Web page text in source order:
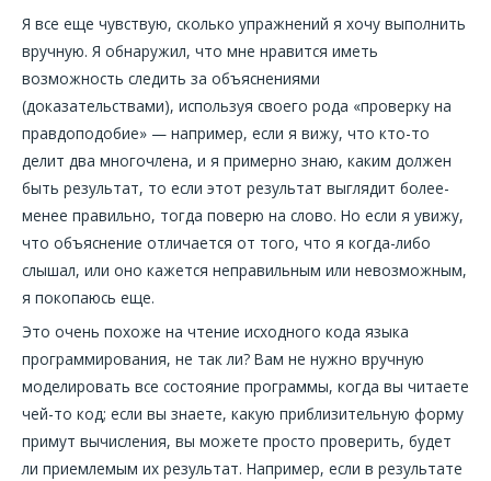
Я все еще чувствую, сколько упражнений я хочу выполнить
вручную. Я обнаружил, что мне нравится иметь
возможность следить за объяснениями
(доказательствами), используя своего рода «проверку на
правдоподобие» — например, если я вижу, что кто-то
делит два многочлена, и я примерно знаю, каким должен
быть результат, то если этот результат выглядит более-
менее правильно, тогда поверю на слово. Но если я увижу,
что объяснение отличается от того, что я когда-либо
слышал, или оно кажется неправильным или невозможным,
я покопаюсь еще.
Это очень похоже на чтение исходного кода языка
программирования, не так ли? Вам не нужно вручную
моделировать все состояние программы, когда вы читаете
чей-то код; если вы знаете, какую приблизительную форму
примут вычисления, вы можете просто проверить, будет
ли приемлемым их результат. Например, если в результате